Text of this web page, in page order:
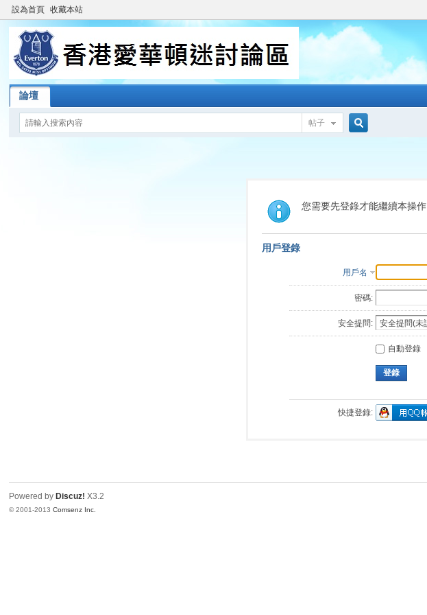
設為首頁 收藏本站
論壇
帖子
索
您需要先登錄才能繼續本操作
用戶登錄
用戶名
密碼:
安全提問:
自動登錄
登錄
快捷登錄:
Powered by Discuz! X3.2
© 2001-2013Comsenz Inc.